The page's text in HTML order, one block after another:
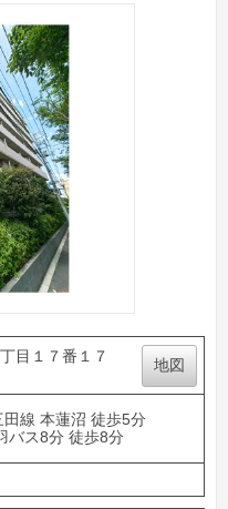
目１７番１７
地図
線 本蓮沼 徒歩5分
バス8分 徒歩8分